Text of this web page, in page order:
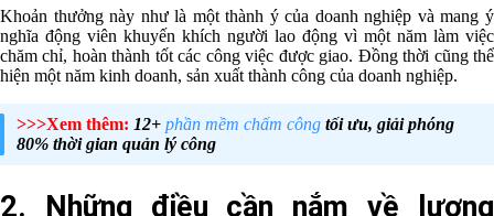
Khoản thưởng này như là một thành ý của doanh nghiệp và mang ý
nghĩa động viên khuyến khích người lao động vì một năm làm việc
chăm chỉ, hoàn thành tốt các công việc được giao. Đồng thời cũng thể
hiện một năm kinh doanh, sản xuất thành công của doanh nghiệp.
>>>Xem thêm: 12+ phần mềm chấm công tối ưu, giải phóng
80% thời gian quản lý công
2. Những điều cần nắm về lương